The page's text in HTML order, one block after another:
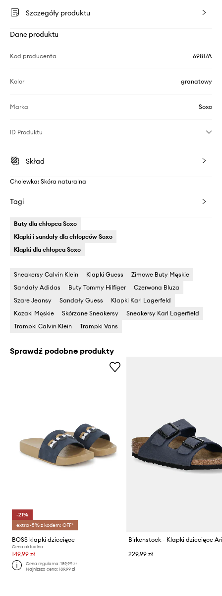
Szczegóły produktu
Dane produktu
Kod producenta 69817A
Kolor granatowy
Marka Soxo
ID Produktu
Skład
Cholewka: Skóra naturalna
Tagi
Buty dla chłopca Soxo
Klapki i sandały dla chłopców Soxo
Klapki dla chłopca Soxo
Sneakersy Calvin Klein Klapki Guess
Zimowe Buty Męskie
Sandały Adidas
Buty Tommy Hilfiger
Czerwona Bluza
Szare Jeansy
Sandały Guess
Klapki Karl Lagerfeld
Kozaki Męskie
Skórzane Sneakersy
Sneakersy Karl Lagerfield
Trampki Calvin Klein
Trampki Vans
Sprawdź podobne produkty
-21%
extra -5% z kodem: OFF*
BOSS klapki dziecięce
Cena aktualna:
149,99 zł
Cena regularna:189,99 zł
Najniższa cena:189,99 zł
Birkenstock - Klapki dziecięce
229,99 zł